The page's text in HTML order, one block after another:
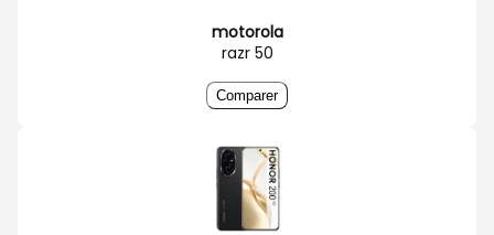
motorola
razr 50
Comparer